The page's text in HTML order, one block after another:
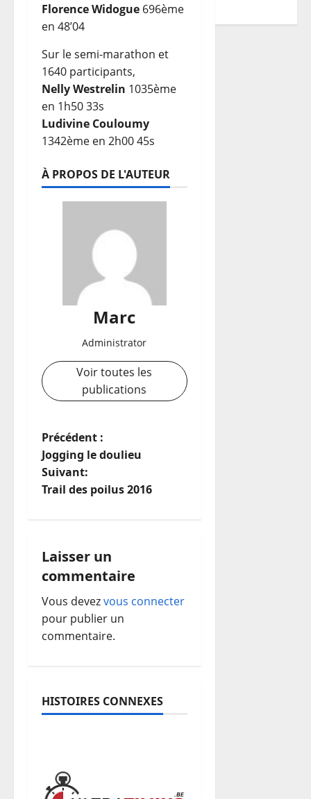
Florence Widogue 696ème
en 48’04
Sur le semi-marathon et
1640 participants,
Nelly Westrelin 1035ème
en 1h50 33s
Ludivine Couloumy
1342ème en 2h00 45s
À PROPOS DE L'AUTEUR
Marc
Administrator
Voir toutes les
publications
N
a
v
g
a
t
i
n
a
Précédent :
Jogging le doulieu
Suivant:
Trail des poilus 2016
Laisser un
commentaire
Vous devezvous connecter
pour publier un
commentaire.
HISTOIRES CONNEXES